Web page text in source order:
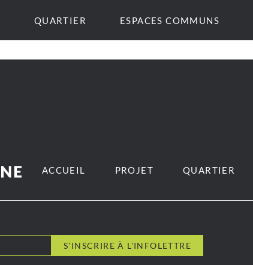
QUARTIER ESPACES COMMUNS
ACCUEIL PROJET QUARTIER